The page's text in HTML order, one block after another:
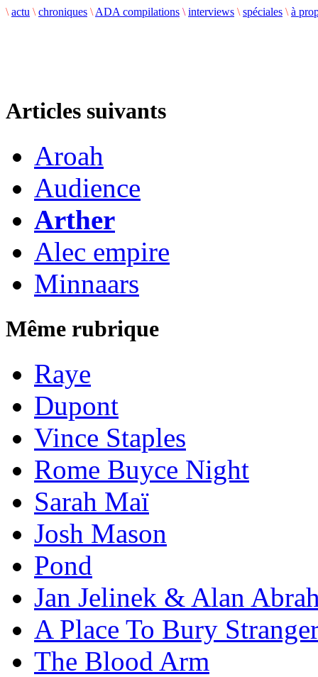
\ actu \ chroniques \ ADA compilations \ interviews \ spéciales \ à
Articles suivants
Aroah
Audience
Arther
Alec empire
Minnaars
Même rubrique
Raye
Dupont
Vince Staples
Rome Buyce Night
Sarah Maï
Josh Mason
Pond
Jan Jelinek & Alan
A Place To Bury
The Blood Arm